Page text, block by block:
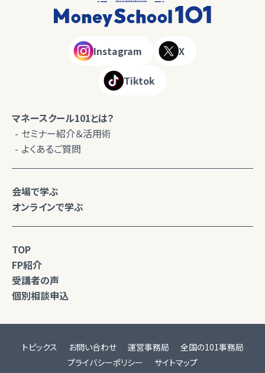
Instagram X
Tiktok
マネースクール101とは？
セミナー紹介＆活用術
よくあるご質問
会場で学ぶ
オンラインで学ぶ
TOP
FP紹介
受講者の声
個別相談申込
トピックス お問い合わせ 運営事務局
全国の101事務局
プライバシーポリシー
サイトマップ